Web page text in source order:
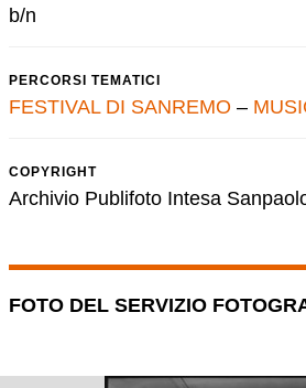
b/n
PERCORSI TEMATICI
FESTIVAL DI SANREMO –
COPYRIGHT
Archivio Publifoto Intesa
FOTO DEL SERVIZIO